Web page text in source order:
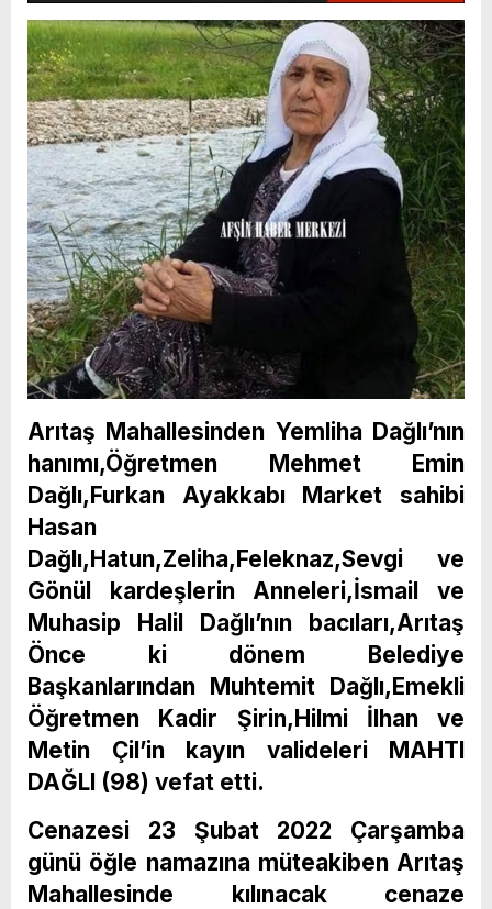
Arıtaş Mahallesinden Yemliha Dağlı’nın
hanımı,Öğretmen Mehmet Emin
Dağlı,Furkan Ayakkabı Market sahibi
Hasan
Dağlı,Hatun,Zeliha,Feleknaz,Sevgi ve
Gönül kardeşlerin Anneleri,İsmail ve
Muhasip Halil Dağlı’nın bacıları,Arıtaş
Önce ki dönem Belediye
Başkanlarından Muhtemit Dağlı,Emekli
Öğretmen Kadir Şirin,Hilmi İlhan ve
Metin Çil’in kayın valideleri MAHTI
DAĞLI (98) vefat etti.
Cenazesi 23 Şubat 2022 Çarşamba
günü öğle namazına müteakiben Arıtaş
Mahallesinde kılınacak cenaze